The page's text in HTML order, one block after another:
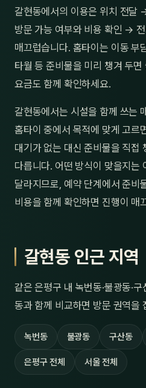
갈현동에서의 이용은 위치 전달
방문 가능 여부와 비용 확인 →
매끄럽습니다. 홈타이는 이동 부
타월 등 준비물을 미리 챙겨 두
요금도 함께 확인하세요.
갈현동에서는 시설을 함께 쓰는
홈타이 중에서 목적에 맞게 고르
대기가 없는 대신 준비물을 직접
다릅니다. 어떤 방식이 맞을지는
달라지므로, 예약 단계에서 준비
비용을 함께 확인하면 진행이 매
갈현동 인근 지역
같은 은평구 내 녹번동·불광동·구
동과 함께 비교하면 방문 권역을
녹번동 불광동 구산동
은평구 전체 서울 전체